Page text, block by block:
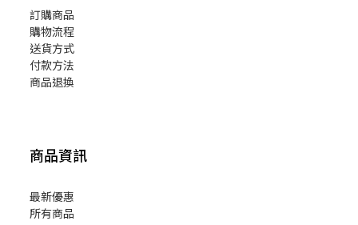
訂購商品
購物流程
送貨方式
付款方法
商品退換
商品資訊
最新優惠
所有商品